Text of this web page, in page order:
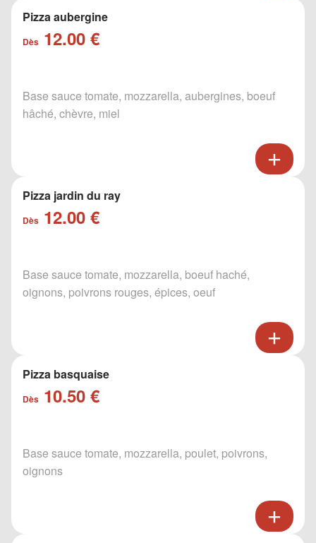
Pizza aubergine
Dès 12.00 €
Base sauce tomate, mozzarella, aubergines, boeuf
hâché, chèvre, miel
Pizza jardin du ray
Dès 12.00 €
Base sauce tomate, mozzarella, boeuf haché,
oignons, poivrons rouges, épices, oeuf
Pizza basquaise
Dès 10.50 €
Base sauce tomate, mozzarella, poulet, poivrons,
oignons